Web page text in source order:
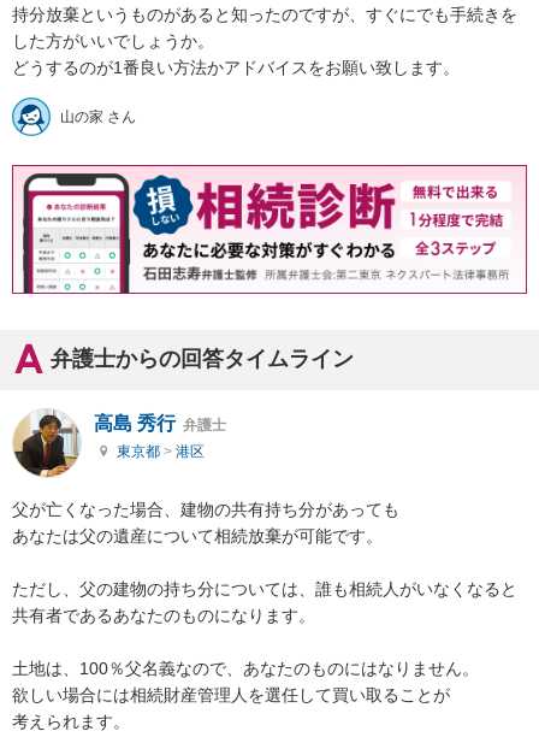
持分放棄というものがあると知ったのですが、すぐにでも手続きを
した方がいいでしょうか。
どうするのが1番良い方法かアドバイスをお願い致します。
山の家 さん
弁護士からの回答タイムライン
高島 秀行 弁護士
東京都 > 港区
父が亡くなった場合、建物の共有持ち分があっても
あなたは父の遺産について相続放棄が可能です。
ただし、父の建物の持ち分については、誰も相続人がいなくなると
共有者であるあなたのものになります。
土地は、100％父名義なので、あなたのものにはなりません。
欲しい場合には相続財産管理人を選任して買い取ることが
考えられます。